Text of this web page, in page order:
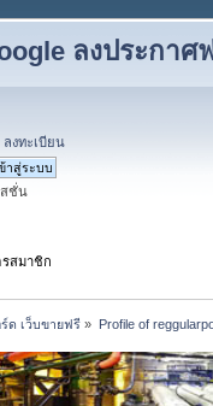
ลงประกาศ
ลงทะเบียน
สชั่น
สมาชิก
ด เว็บขายฟรี » Profile of